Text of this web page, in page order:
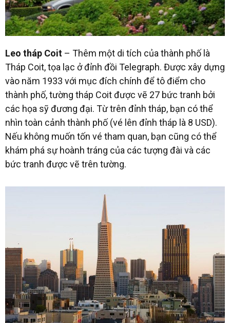
Leo tháp Coit – Thêm một di tích của thành phố là
Tháp Coit, tọa lạc ở đỉnh đồi Telegraph. Được xây dựng
vào năm 1933 với mục đích chính để tô điểm cho
thành phố, tường tháp Coit được vẽ 27 bức tranh bởi
các họa sỹ đương đại. Từ trên đỉnh tháp, bạn có thể
nhìn toàn cảnh thành phố (vé lên đỉnh tháp là 8 USD).
Nếu không muốn tốn vé tham quan, bạn cũng có thể
khám phá sự hoành tráng của các tượng đài và các
bức tranh được vẽ trên tường.